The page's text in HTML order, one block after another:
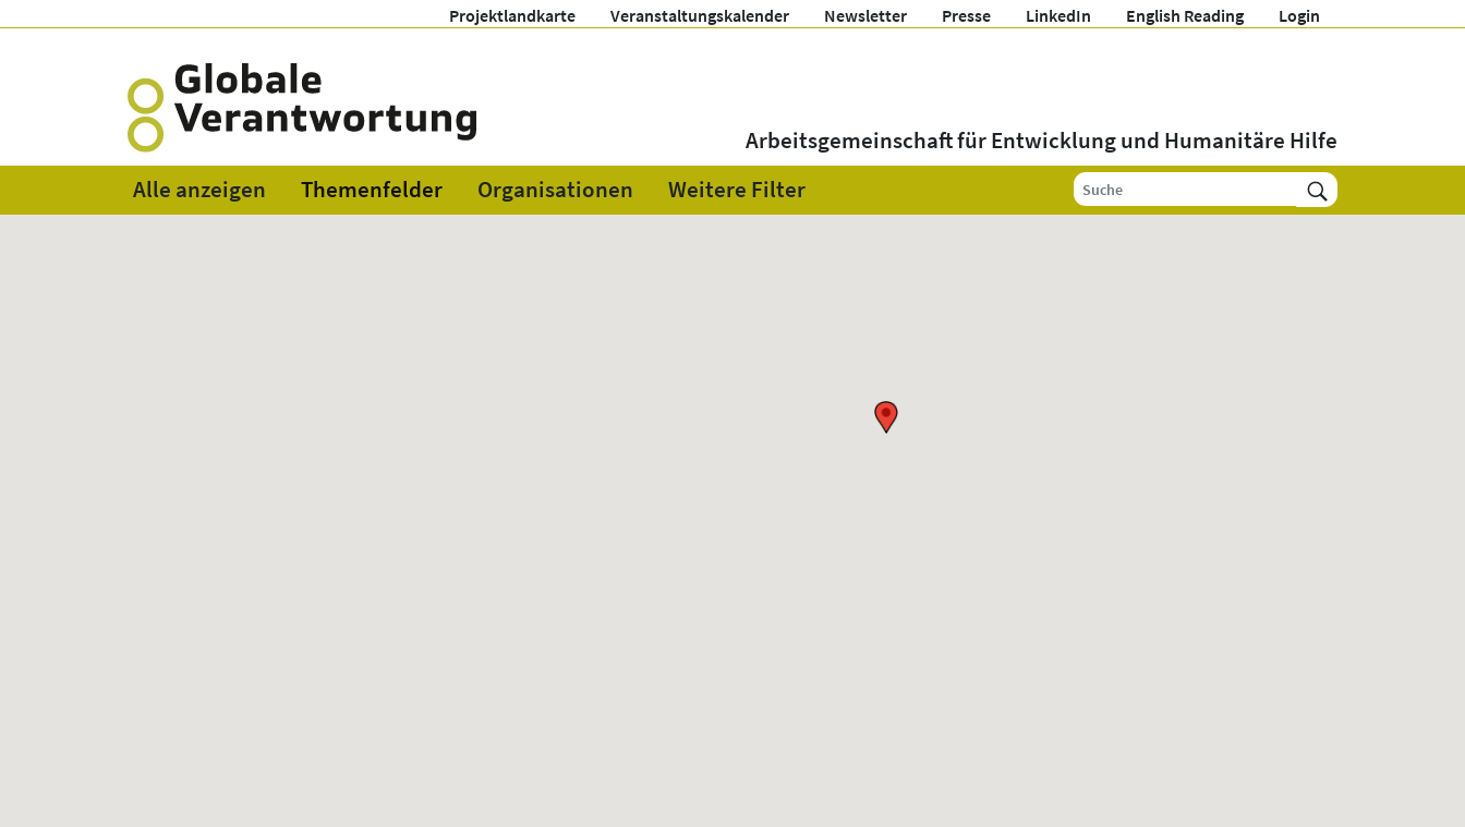
Projektlandkarte Veranstaltungskalender Newsletter Presse LinkedIn English Reading Login
Arbeitsgemeinschaft für Entwicklung und Humanitäre Hilfe
Alle anzeigen
Themenfelder Organisationen Weitere Filter